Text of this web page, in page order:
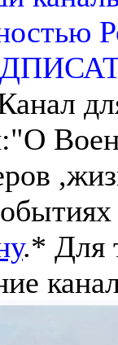
.* Для